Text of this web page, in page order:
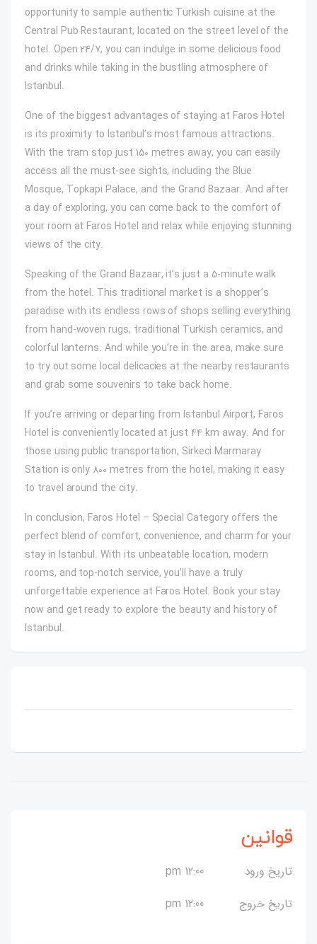
opportunity to sample authentic Turkish cuisine at the
Central Pub Restaurant, located on the street level of the
hotel. Open 24/7, you can indulge in some delicious food
and drinks while taking in the bustling atmosphere of
Istanbul.
One of the biggest advantages of staying at Faros Hotel
is its proximity to Istanbul’s most famous attractions.
With the tram stop just 150 metres away, you can easily
access all the must-see sights, including the Blue
Mosque, Topkapi Palace, and the Grand Bazaar. And after
a day of exploring, you can come back to the comfort of
your room at Faros Hotel and relax while enjoying stunning
views of the city.
Speaking of the Grand Bazaar, it’s just a 5-minute walk
from the hotel. This traditional market is a shopper’s
paradise with its endless rows of shops selling everything
from hand-woven rugs, traditional Turkish ceramics, and
colorful lanterns. And while you’re in the area, make sure
to try out some local delicacies at the nearby restaurants
and grab some souvenirs to take back home.
If you’re arriving or departing from Istanbul Airport, Faros
Hotel is conveniently located at just 44 km away. And for
those using public transportation, Sirkeci Marmaray
Station is only 800 metres from the hotel, making it easy
to travel around the city.
In conclusion, Faros Hotel – Special Category offers the
perfect blend of comfort, convenience, and charm for your
stay in Istanbul. With its unbeatable location, modern
rooms, and top-notch service, you’ll have a truly
unforgettable experience at Faros Hotel. Book your stay
now and get ready to explore the beauty and history of
Istanbul.
قوانین
تاریخ ورود
12:00 pm
تاریخ خروج
12:00 pm